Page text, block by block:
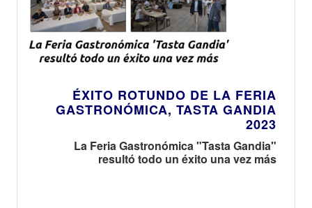
ÉXITO ROTUNDO DE LA FERIA
GASTRONÓMICA, TASTA GANDIA
2023
La Feria Gastronómica "Tasta Gandia"
resultó todo un éxito una vez más